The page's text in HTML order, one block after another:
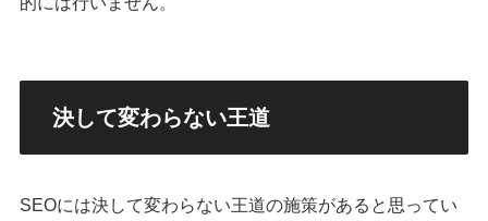
決して変わらない王道
SEOには決して変わらない王道の施策があると思ってい